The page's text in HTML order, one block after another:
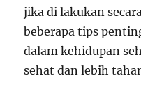
jika di lakukan
beberapa tips
dalam kehidupan
sehat dan lebih